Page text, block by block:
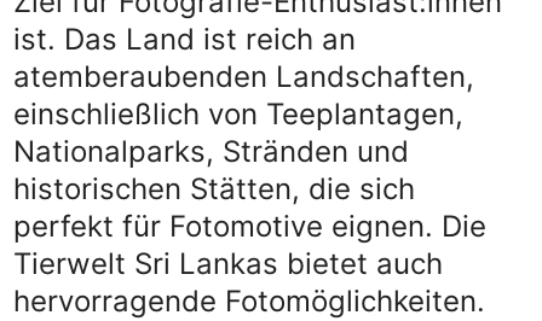
ist. Das Land ist reich an
atemberaubenden Landschaften,
einschließlich von Teeplantagen,
Nationalparks, Stränden und
historischen Stätten, die sich
perfekt für Fotomotive eignen. Die
Tierwelt Sri Lankas bietet auch
hervorragende Fotomöglichkeiten.